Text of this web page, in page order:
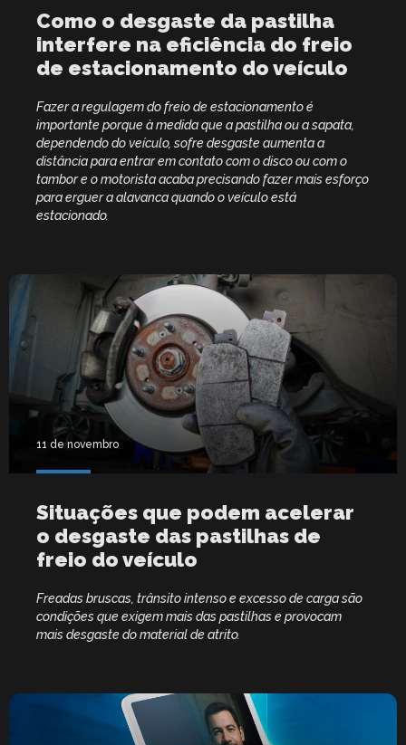
Como o desgaste da pastilha
interfere na eficiência do freio
de estacionamento do veículo
Fazer a regulagem do freio de estacionamento é
importante porque à medida que a pastilha ou a sapata,
dependendo do veículo, sofre desgaste aumenta a
distância para entrar em contato com o disco ou com o
tambor e o motorista acaba precisando fazer mais esforço
para erguer a alavanca quando o veículo está
estacionado.
11 de novembro
Situações que podem acelerar
o desgaste das pastilhas de
freio do veículo
Freadas bruscas, trânsito intenso e excesso de carga são
condições que exigem mais das pastilhas e provocam
mais desgaste do material de atrito.